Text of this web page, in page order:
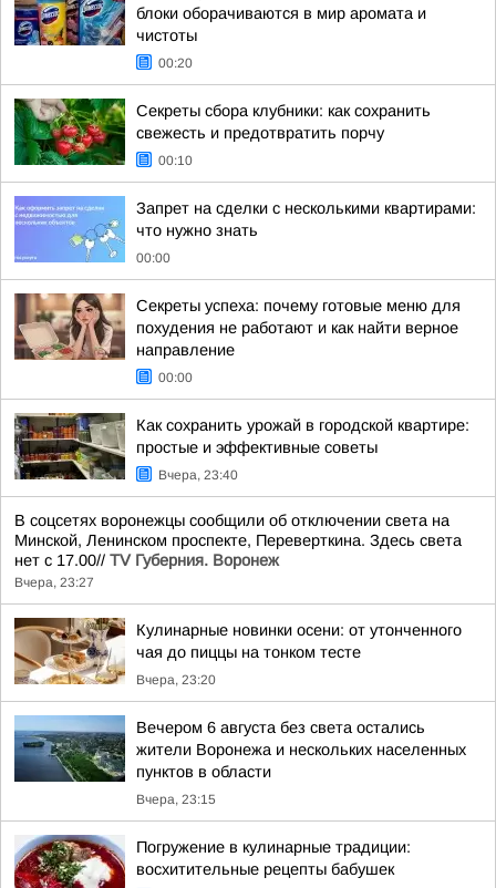
блоки оборачиваются в мир аромата и
чистоты
00:20
Секреты сбора клубники: как сохранить
свежесть и предотвратить порчу
00:10
Запрет на сделки с несколькими квартирами:
что нужно знать
00:00
Секреты успеха: почему готовые меню для
похудения не работают и как найти верное
направление
00:00
Как сохранить урожай в городской квартире:
простые и эффективные советы
Вчера, 23:40
В соцсетях воронежцы сообщили об отключении света на
Минской, Ленинском проспекте, Переверткина. Здесь света
нет с 17.00// TV Губерния. Воронеж
Вчера, 23:27
Кулинарные новинки осени: от утонченного
чая до пиццы на тонком тесте
Вчера, 23:20
Вечером 6 августа без света остались
жители Воронежа и нескольких населенных
пунктов в области
Вчера, 23:15
Погружение в кулинарные традиции:
восхитительные рецепты бабушек